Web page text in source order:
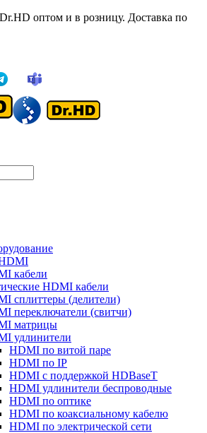
оптом и в розницу. Доставка по
кабели
HDMI кабели
сплиттеры (делители)
переключатели (свитчи)
матрицы
удлинители
HDMI по витой паре
HDMI по IP
HDMI с поддержкой HDBaseT
HDMI удлинители беспроводные
HDMI по оптике
HDMI по коаксиальному кабелю
HDMI по электрической сети